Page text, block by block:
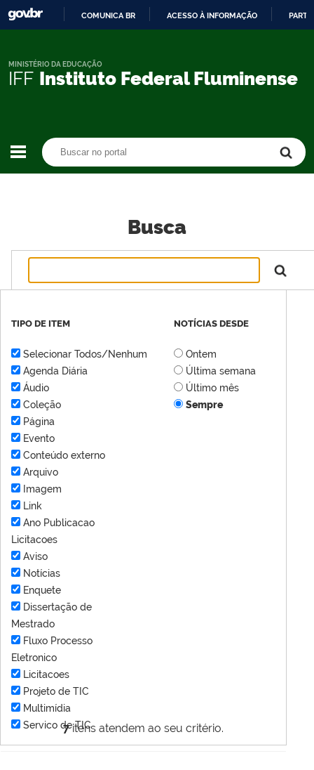
CONTEÚDO
COMUNICA BR ACESSO À INFORMAÇÃO
IFF Instituto Federal Fluminense
MINISTÉRIO DA EDUCAÇÃO
Busca
7itens atendem ao seu critério.
TIPO DE ITEM
Selecionar Todos/Nenhum
Agenda Diária
Áudio
Coleção
Página
Evento
Conteúdo externo
Arquivo
Imagem
Link
Ano Publicacao
Licitacoes
Aviso
Notícias
Enquete
Dissertação de
Mestrado
Fluxo Processo
Eletronico
Licitacoes
Projeto de TIC
Multimídia
Servico de TIC
NOTÍCIAS DESDE
Ontem
Última semana
Último mês
Sempre